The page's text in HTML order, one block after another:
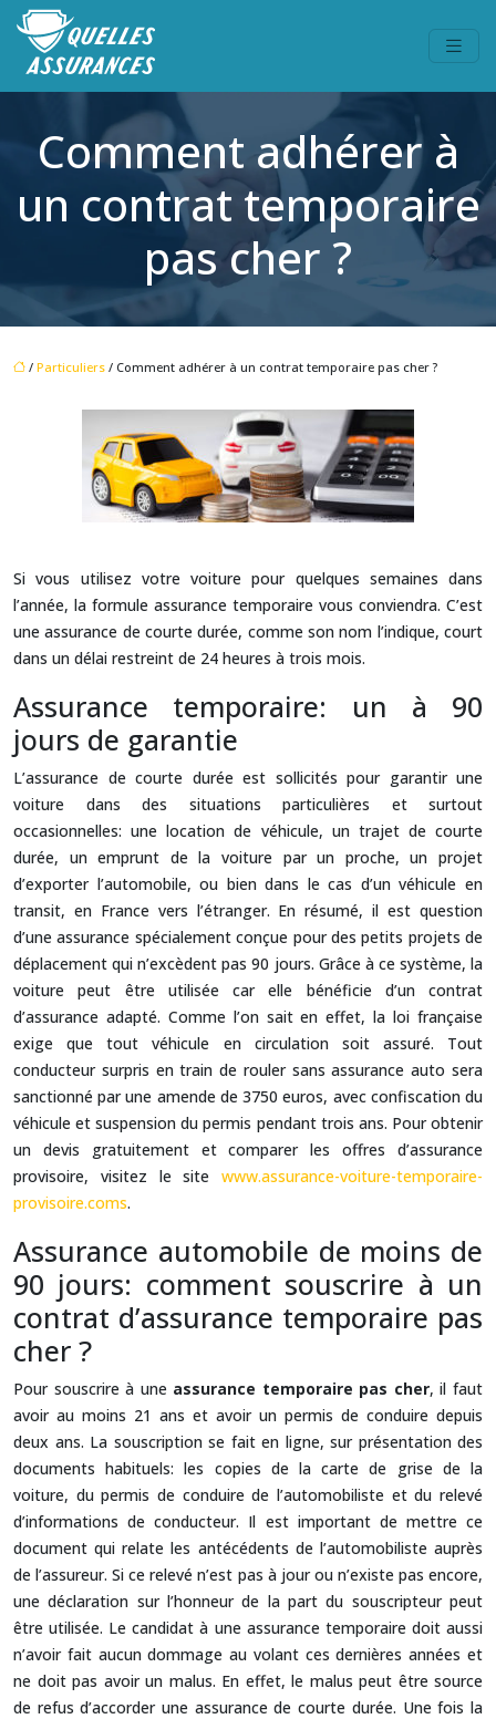
Comment adhérer à
un contrat temporaire
pas cher ?
/ Particuliers / Comment adhérer à un contrat temporaire pas cher ?
Si vous utilisez votre voiture pour quelques semaines dans
l’année, la formule assurance temporaire vous conviendra. C’est
une assurance de courte durée, comme son nom l’indique, court
dans un délai restreint de 24 heures à trois mois.
Assurance temporaire: un à 90
jours de garantie
L’assurance de courte durée est sollicités pour garantir une
voiture dans des situations particulières et surtout
occasionnelles: une location de véhicule, un trajet de courte
durée, un emprunt de la voiture par un proche, un projet
d’exporter l’automobile, ou bien dans le cas d’un véhicule en
transit, en France vers l’étranger. En résumé, il est question
d’une assurance spécialement conçue pour des petits projets de
déplacement qui n’excèdent pas 90 jours. Grâce à ce système, la
voiture peut être utilisée car elle bénéficie d’un contrat
d’assurance adapté. Comme l’on sait en effet, la loi française
exige que tout véhicule en circulation soit assuré. Tout
conducteur surpris en train de rouler sans assurance auto sera
sanctionné par une amende de 3750 euros, avec confiscation du
véhicule et suspension du permis pendant trois ans. Pour obtenir
un devis gratuitement et comparer les offres d’assurance
provisoire, visitez le site www.assurance-voiture-temporaire-
provisoire.coms.
Assurance automobile de moins de
90 jours: comment souscrire à un
contrat d’assurance temporaire pas
cher ?
Pour souscrire à une assurance temporaire pas cher, il faut
avoir au moins 21 ans et avoir un permis de conduire depuis
deux ans. La souscription se fait en ligne, sur présentation des
documents habituels: les copies de la carte de grise de la
voiture, du permis de conduire de l’automobiliste et du relevé
d’informations de conducteur. Il est important de mettre ce
document qui relate les antécédents de l’automobiliste auprès
de l’assureur. Si ce relevé n’est pas à jour ou n’existe pas encore,
une déclaration sur l’honneur de la part du souscripteur peut
être utilisée. Le candidat à une assurance temporaire doit aussi
n’avoir fait aucun dommage au volant ces dernières années et
ne doit pas avoir un malus. En effet, le malus peut être source
de refus d’accorder une assurance de courte durée. Une fois la